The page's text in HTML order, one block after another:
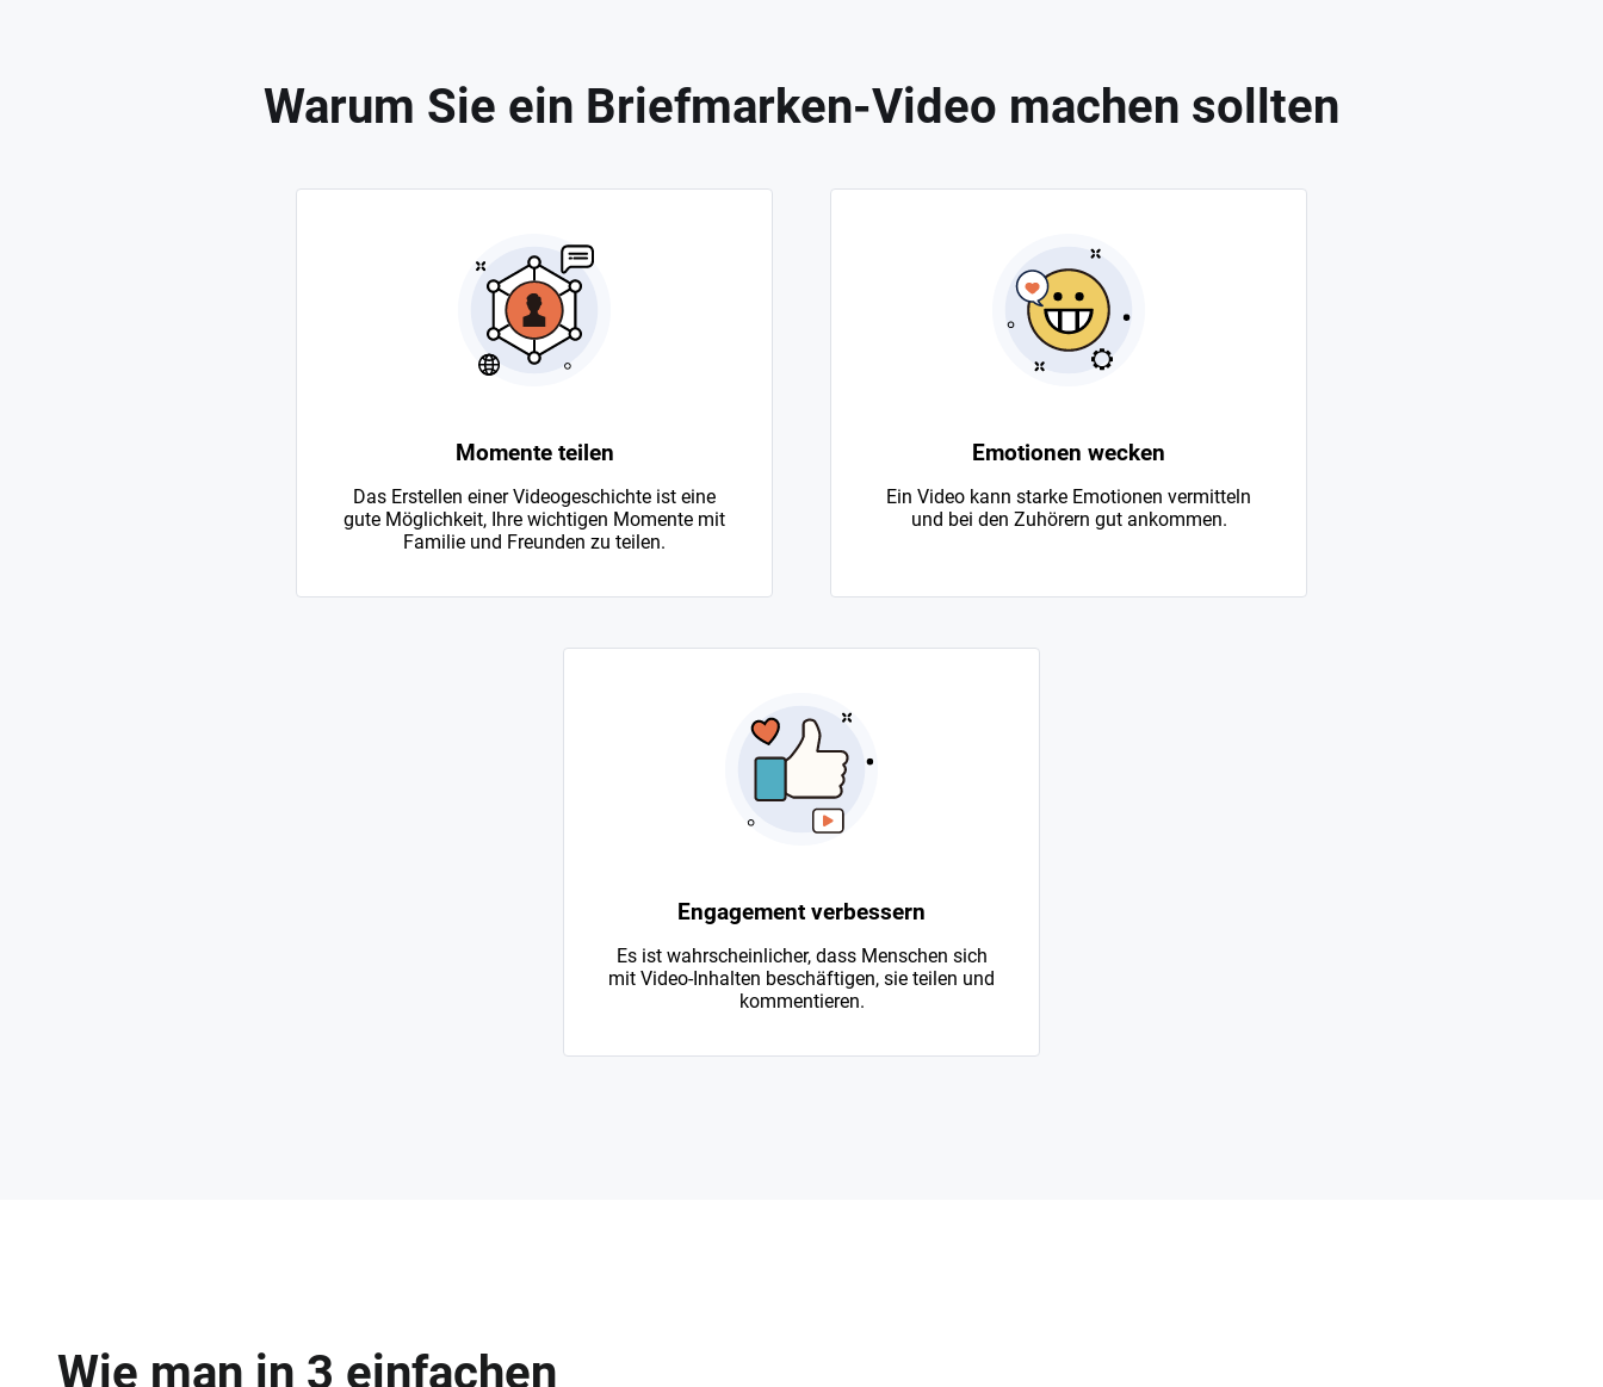
Warum Sie ein Briefmarken-Video machen sollten
Momente teilen
Das Erstellen einer Videogeschichte ist eine
gute Möglichkeit, Ihre wichtigen Momente mit
Familie und Freunden zu teilen.
Emotionen wecken
Ein Video kann starke Emotionen vermitteln
und bei den Zuhörern gut ankommen.
Engagement verbessern
Es ist wahrscheinlicher, dass Menschen sich
mit Video-Inhalten beschäftigen, sie teilen und
kommentieren.
Wie man in 3 einfachen